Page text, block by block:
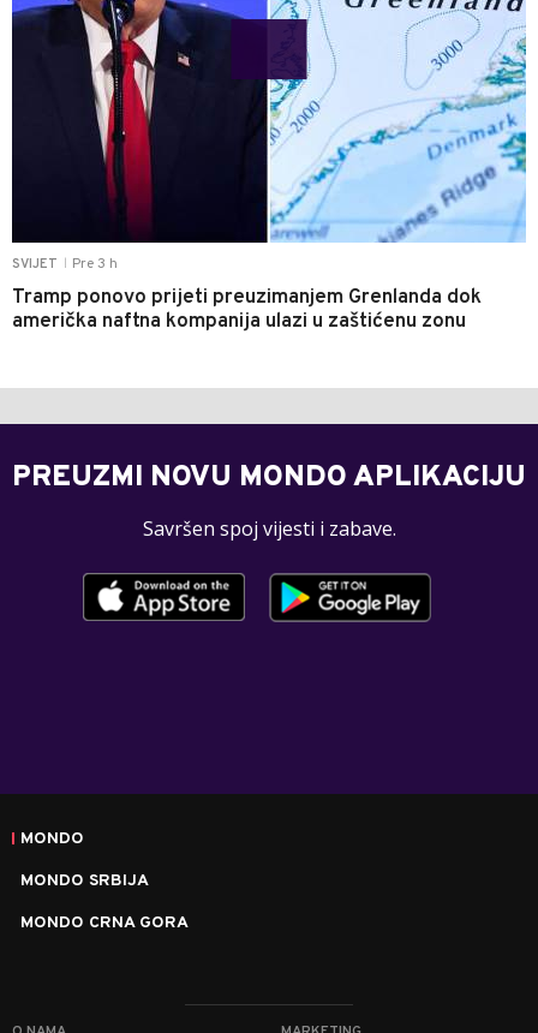
SVIJET Pre 3 h
Tramp ponovo prijeti preuzimanjem Grenlanda dok
američka naftna kompanija ulazi u zaštićenu zonu
PREUZMI NOVU MONDO APLIKACIJU
Savršen spoj vijesti i zabave.
MONDO
MONDO SRBIJA
MONDO CRNA GORA